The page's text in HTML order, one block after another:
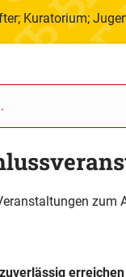
Kuratorium;